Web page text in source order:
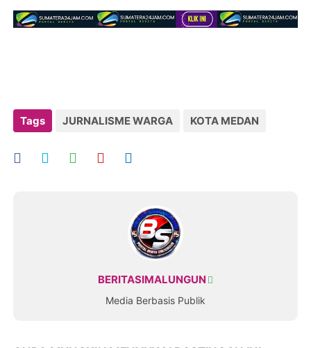
Tags JURNALISME WARGA KOTA MEDAN
BERITASIMALUNGUN
Media Berbasis Publik